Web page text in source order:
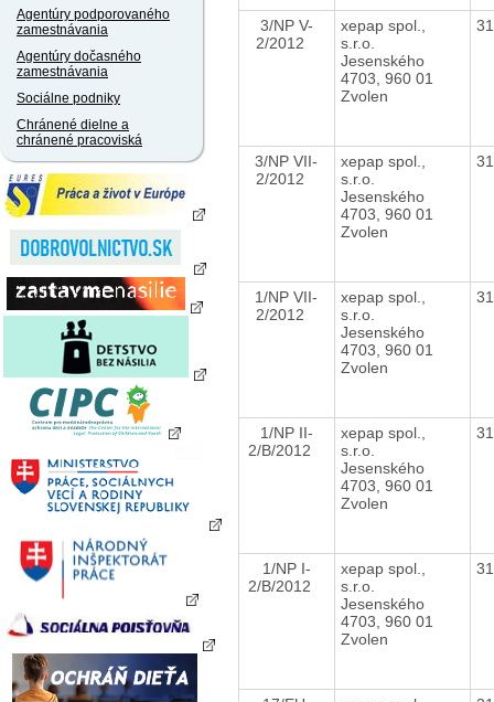
Agentúry podporovaného
zamestnávania
Agentúry dočasného
zamestnávania
Sociálne podniky
Chránené dielne a
chránené pracoviská
3/NP V-
2/2012
xepap spol.,
s.r.o.
Jesenského
4703, 960 01
Zvolen
3/NP VII-
2/2012
xepap spol.,
s.r.o.
Jesenského
4703, 960 01
Zvolen
1/NP VII-
2/2012
xepap spol.,
s.r.o.
Jesenského
4703, 960 01
Zvolen
1/NP II-
2/B/2012
xepap spol.,
s.r.o.
Jesenského
4703, 960 01
Zvolen
1/NP I-
2/B/2012
xepap spol.,
s.r.o.
Jesenského
4703, 960 01
Zvolen